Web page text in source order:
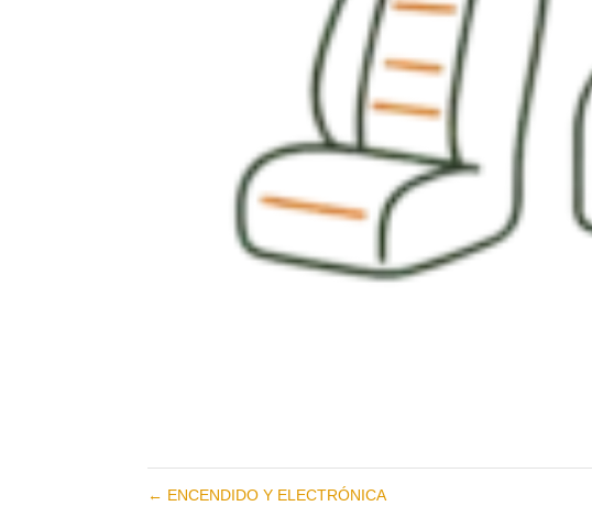
← ENCENDIDO Y ELECTRÓNICA